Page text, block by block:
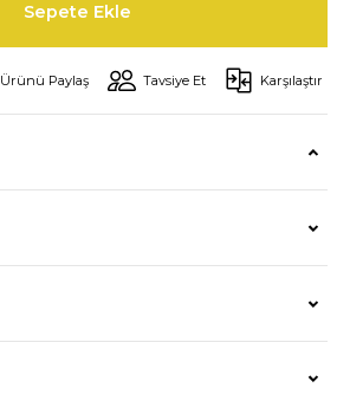
Sepete Ekle
Ürünü Paylaş Tavsiye Et Karşılaştır